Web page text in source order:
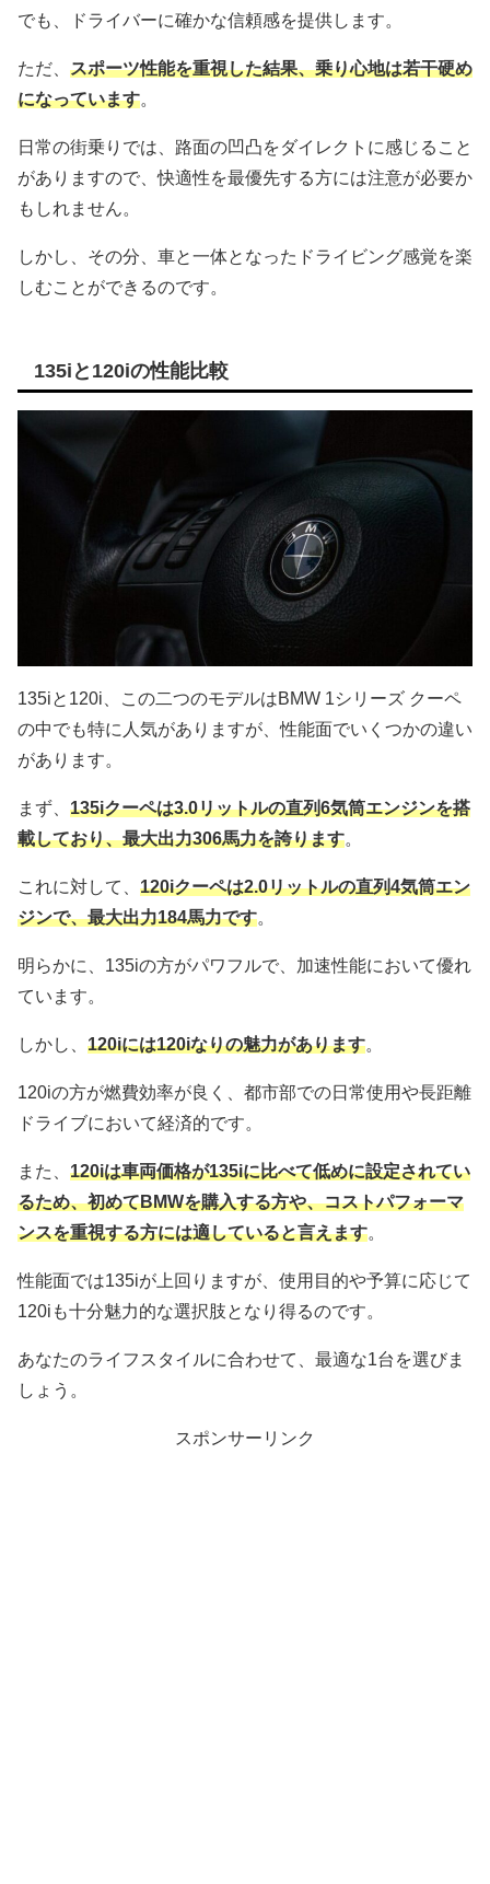
でも、ドライバーに確かな信頼感を提供します。
ただ、 スポーツ性能を重視した結果、乗り心地は若干硬め
になっています。
日常の街乗りでは、路面の凹凸をダイレクトに感じること
がありますので、快適性を最優先する方には注意が必要か
もしれません。
しかし、その分、車と一体となったドライビング感覚を楽
しむことができるのです。
135iと120iの性能比較
135iと120i、この二つのモデルはBMW 1シリーズ クーペ
の中でも特に人気がありますが、性能面でいくつかの違い
があります。
まず、 135iクーペは3.0リットルの直列6気筒エンジンを搭
載しており、最大出力306馬力を誇ります。
これに対して、 120iクーペは2.0リットルの直列4気筒エン
ジンで、最大出力184馬力です。
明らかに、135iの方がパワフルで、加速性能において優れ
ています。
しかし、 120iには120iなりの魅力があります。
120iの方が燃費効率が良く、都市部での日常使用や長距離
ドライブにおいて経済的です。
また、 120iは車両価格が135iに比べて低めに設定されてい
るため、初めてBMWを購入する方や、コストパフォーマ
ンスを重視する方には適していると言えます。
性能面では135iが上回りますが、使用目的や予算に応じて
120iも十分魅力的な選択肢となり得るのです。
あなたのライフスタイルに合わせて、最適な1台を選びま
しょう。
スポンサーリンク